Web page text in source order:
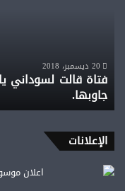
فأنظروا
بما
جاوبها.
20 ديسمبر، 2018
فتاة قالت لسوداني
جاوبها.
الإعلانات